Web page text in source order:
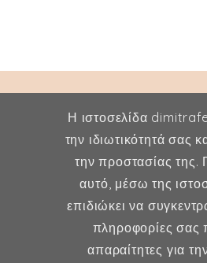
Δήμητρα Φέξη
MD, MSc, FMH
Μαιευτήρας - Χειρουργός
Γυναικολόγος
Η ιστοσελίδα
την ιδιωτικότητά σας
την προστασίας της.
αυτό, μέσω της
επιδιώκει να
πληροφορίες σας
απαραίτητες για